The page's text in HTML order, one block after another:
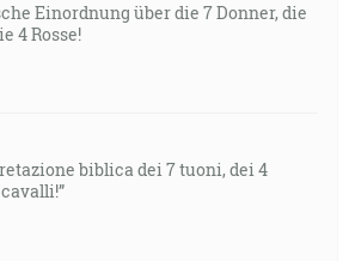
Einordnung über die 7 Donner, die
4 Rosse!
biblica dei 7 tuoni, dei 4